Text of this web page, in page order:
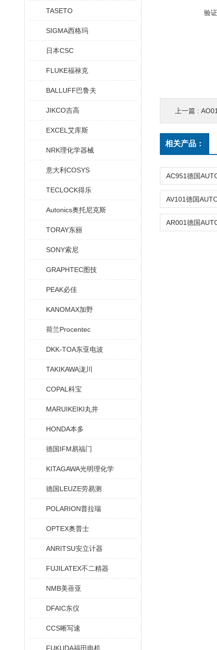
TASETO
SIGMA西格玛
日本CSC
FLUKE福禄克
BALLUFF巴鲁夫
JIKCO吉高
EXCEL艾库斯
NRK理化学器械
意大利COSYS
TECLOCK得乐
Autonics奥托尼克斯
TORAY东丽
SONY索尼
GRAPHTEC图技
PEAK必佳
KANOMAX加野
荷兰Procentec
DKK-TOA东亚电波
TAKIKAWA泷川
COPAL科宝
MARUIKEIKI丸井
HONDA本多
德国IFM易福门
KITAGAWA光明理化学
德国LEUZE劳易测
POLARION普拉瑞
OPTEX奥普士
ANRITSU安立计器
FUJILATEX不二精器
NMB美蓓亚
DFAIC东仪
CCS晰写速
FUKUDA福田电机
验
上一篇 :
相关产品：